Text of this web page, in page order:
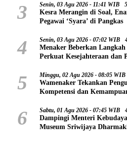
3 Senin, 03 Agu 2026 - 11:41 WIB
Kesra Merangin di Soal,
Pegawai ‘Syara’ di Pangkas
4 Senin, 03 Agu 2026 - 07:02 WIB
Menaker Beberkan
Perkuat Kesejahteraan dan
5 Minggu, 02 Agu 2026 - 08:05 WIB
Wamenaker Tekankan
Kompetensi dan
6 Sabtu, 01 Agu 2026 - 07:45 WIB
Dampingi Menteri
Museum Sriwijaya